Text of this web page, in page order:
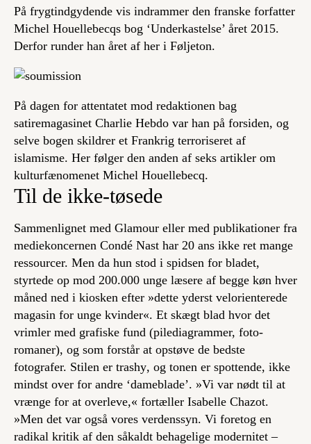
På frygtindgydende vis indrammer den franske forfatter
Michel Houellebecqs bog ‘Underkastelse’ året 2015.
Derfor runder han året af her i Føljeton.
På dagen for attentatet mod redaktionen bag
satiremagasinet Charlie Hebdo var han på forsiden, og
selve bogen skildrer et Frankrig terroriseret af
islamisme. Her følger den anden af seks artikler om
kulturfænomenet Michel Houellebecq.
Til de ikke-tøsede
Sammenlignet med Glamour eller med publikationer fra
mediekoncernen Condé Nast har 20 ans ikke ret mange
ressourcer. Men da hun stod i spidsen for bladet,
styrtede op mod 200.000 unge læsere af begge køn hver
måned ned i kiosken efter »dette yderst velorienterede
magasin for unge kvinder«. Et skægt blad hvor det
vrimler med grafiske fund (pilediagrammer, foto-
romaner), og som forstår at opstøve de bedste
fotografer. Stilen er trashy, og tonen er spottende, ikke
mindst over for andre ‘dameblade’. »Vi var nødt til at
vrænge for at overleve,« fortæller Isabelle Chazot.
»Men det var også vores verdenssyn. Vi foretog en
radikal kritik af den såkaldt behagelige modernitet –